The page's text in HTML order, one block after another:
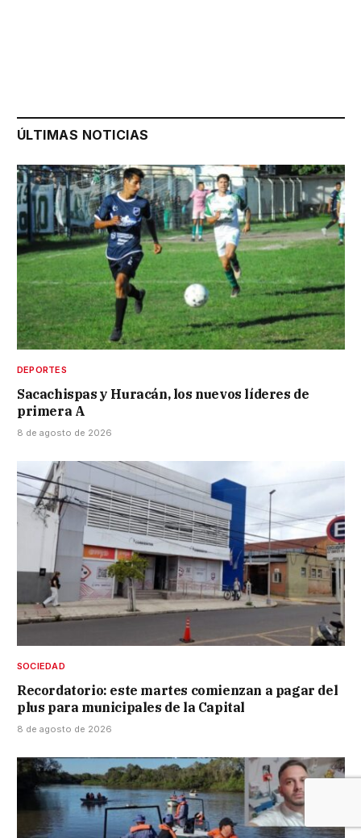
ÚLTIMAS NOTICIAS
DEPORTES
Sacachispas y Huracán, los nuevos líderes de
primera A
8 de agosto de 2026
SOCIEDAD
Recordatorio: este martes comienzan a pagar del
plus para municipales de la Capital
8 de agosto de 2026